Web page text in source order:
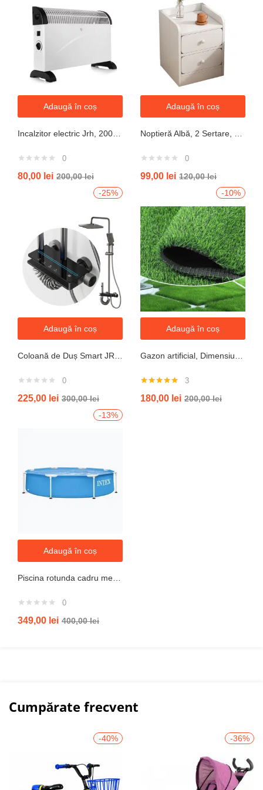
Adaugă în coș
0
80,00 lei 200,00lei
Adaugă în coș
0
99,00 lei 120,00lei
-25%
Adaugă în coș
0
225,00 lei 300,00lei
-10%
Adaugă în coș
5.00din 5
3
180,00 lei 200,00lei
-13%
Adaugă în coș
0
349,00 lei 400,00lei
Cumpărate frecvent
-40% -36%